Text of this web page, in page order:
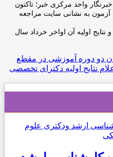
واحد مرکزی خبر؛ تاکنون
این آزمون به نشانی سایت مراجعه
شود و نتایج اولیه آن اواخر خرداد سال
دو دوره آموزشی در مقطع
12 آذر اعلام نتایج اولیه دکترای تخصصی